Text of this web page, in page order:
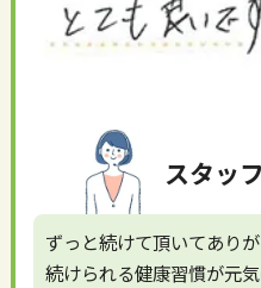
スタッ
ずっと続けて頂いてあり
続けられる健康習慣が元